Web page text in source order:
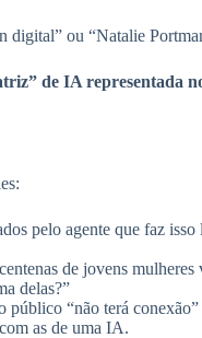
digital” ou “Natalie
de IA representada
pelo agente que faz
de jovens
delas?”
público “não terá
as de uma IA.